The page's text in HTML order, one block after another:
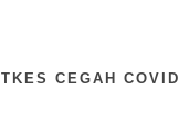
CEGAH